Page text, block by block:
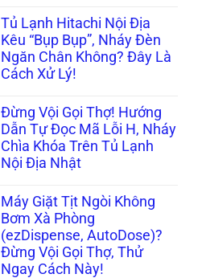
5
Phút!
Kiểm
Tra
Bơm
Cực
Chuẩn
Đá:
Kíp
Test
Nhanh
Motor
Lật
Cảm
Biến
Cực
Chuẩn
bình
luận
ở
Cấp
Cứu
Tủ
Nội
Địa
Nhật
Cắm
Nhầm
Điện
220V:
Đi,
Đọc
Ngay
Cách
Xử
Lý!
Tủ Lạnh Hitachi Nội Địa
Kêu “Bụp Bụp”, Nháy Đèn
Ngăn Chân Không? Đây Là
Cách Xử Lý!
bình
luận
ở
Tủ
Lạnh
Hitachi
Kêu
“Bụp
Bụp”,
Nháy
Đèn
Ngăn
Chân
Đừng Vội Gọi Thợ! Hướng
Dẫn Tự Đọc Mã Lỗi H, Nháy
Chìa Khóa Trên Tủ Lạnh
Nội Địa Nhật
bình
luận
ở
Đừng
Vội
Gọi
Thợ!
Máy Giặt Tịt Ngòi Không
Bơm Xà Phòng
(ezDispense, AutoDose)?
Đừng Vội Gọi Thợ, Thử
Ngay Cách Này!